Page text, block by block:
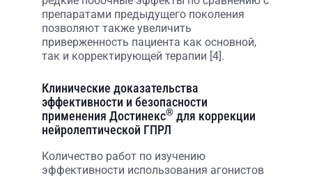
препаратами предыдущего поколения
позволяют также увеличить
приверженность пациента как основной,
так и корректирующей терапии [4].
Клинические доказательства
эффективности и безопасности
применения Достинекс® для коррекции
нейролептической ГПРЛ
Количество работ по изучению
эффективности использования агонистов